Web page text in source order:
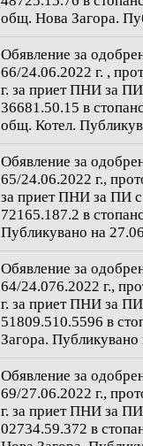
общ. Нова Загора.
Обявление за
66/24.06.2022 г. ,
г. за приет ПНИ за
36681.50.15 в
общ. Котел.
Обявление за
65/24.06.2022 г.,
за приет ПНИ за ПИ
72165.187.2 в
Публикувано на
Обявление за
64/24.076.2022 г.,
г. за приет ПНИ за
51809.510.5596 в
Загора. Публикувано
Обявление за
69/27.06.2022 г.,
г. за приет ПНИ за
02734.59.372 в